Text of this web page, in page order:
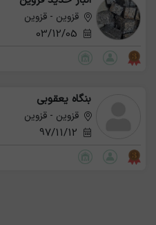
قزوین - قزوین
بنگاه یعقوبی
قزوین - قزوین